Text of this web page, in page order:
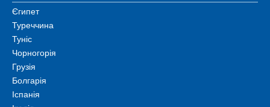
Єгипет
Туреччина
Туніс
Чорногорія
Грузія
Болгарія
Іспанія